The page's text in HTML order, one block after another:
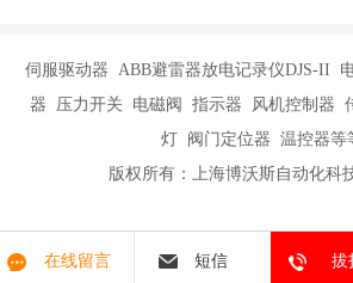
伺服驱动器 ABB避雷器放电记录仪DJS-II
器 压力开关 电磁阀 指示器 风机控制器
灯 阀门定位器 温控器等
版权所有：上海博沃斯自动化科
在线留言 短信 拔